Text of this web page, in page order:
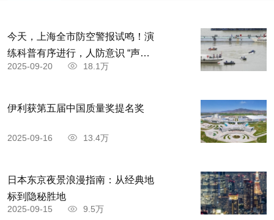
今天，上海全市防空警报试鸣！演
练科普有序进行，人防意识 “声入
人心”
2025-09-20 18.1万
伊利获第五届中国质量奖提名奖
2025-09-16 13.4万
日本东京夜景浪漫指南：从经典地
标到隐秘胜地
2025-09-15 9.5万